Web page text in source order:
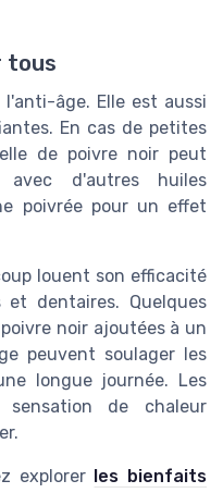
tous
âge. Elle est aussi
En cas de petites
de poivre noir peut
d'autres huiles
poivrée pour un effet
louent son efficacité
et dentaires. Quelques
noir ajoutées à un
peuvent soulager les
longue journée. Les
sensation de chaleur
explorer les bienfaits